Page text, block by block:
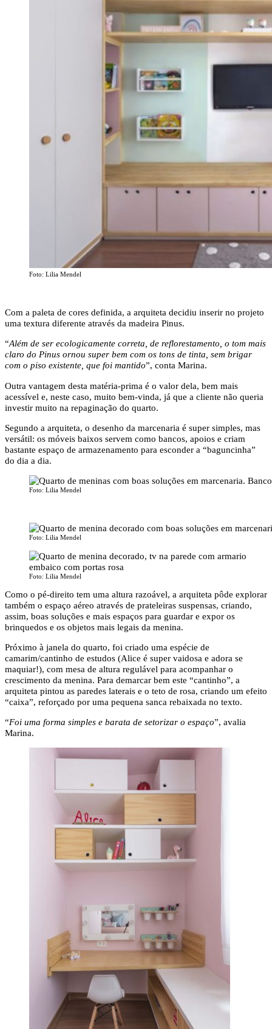
Foto: Lilia Mendel
Com a paleta de cores definida, a arquiteta decidiu inserir no projeto
uma textura diferente através da madeira Pinus.
“Além de ser ecologicamente correta, de reflorestamento, o tom mais
claro do Pinus ornou super bem com os tons de tinta, sem brigar
com o piso existente, que foi mantido”, conta Marina.
Outra vantagem desta matéria-prima é o valor dela, bem mais
acessível e, neste caso, muito bem-vinda, já que a cliente não queria
investir muito na repaginação do quarto.
Segundo a arquiteta, o desenho da marcenaria é super simples, mas
versátil: os móveis baixos servem como bancos, apoios e criam
bastante espaço de armazenamento para esconder a “baguncinha”
do dia a dia.
Foto: Lilia Mendel
Foto: Lilia Mendel
Foto: Lilia Mendel
Como o pé-direito tem uma altura razoável, a arquiteta pôde explorar
também o espaço aéreo através de prateleiras suspensas, criando,
assim, boas soluções e mais espaços para guardar e expor os
brinquedos e os objetos mais legais da menina.
Próximo à janela do quarto, foi criado uma espécie de
camarim/cantinho de estudos (Alice é super vaidosa e adora se
maquiar!), com mesa de altura regulável para acompanhar o
crescimento da menina. Para demarcar bem este “cantinho”, a
arquiteta pintou as paredes laterais e o teto de rosa, criando um efeito
“caixa”, reforçado por uma pequena sanca rebaixada no texto.
“Foi uma forma simples e barata de setorizar o espaço”, avalia
Marina.